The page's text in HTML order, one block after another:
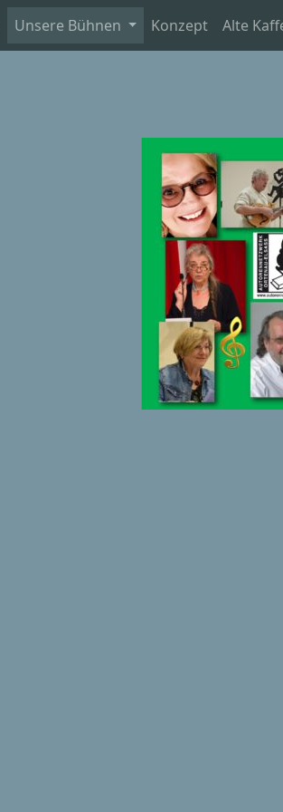
Unsere Bühnen Konzept Alte